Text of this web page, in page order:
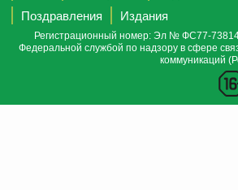
Поздравления
Издания
Регистрационный номер: Эл № ФС77-73814
Федеральной службой по надзору в сфере
коммуникаций